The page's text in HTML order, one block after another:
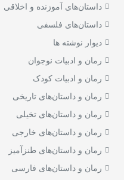
داستان‌های آموزنده و اخلاقی
داستان‌های فلسفی
دیوار نوشته ها
رمان و ادبیات نوجوان
رمان و ادبیات کودک
رمان و داستان‌های تاریخی
رمان و داستان‌های تخیلی
رمان و داستان‌های خارجی
رمان و داستان‌های طنزآمیز
رمان و داستان‌های فارسی